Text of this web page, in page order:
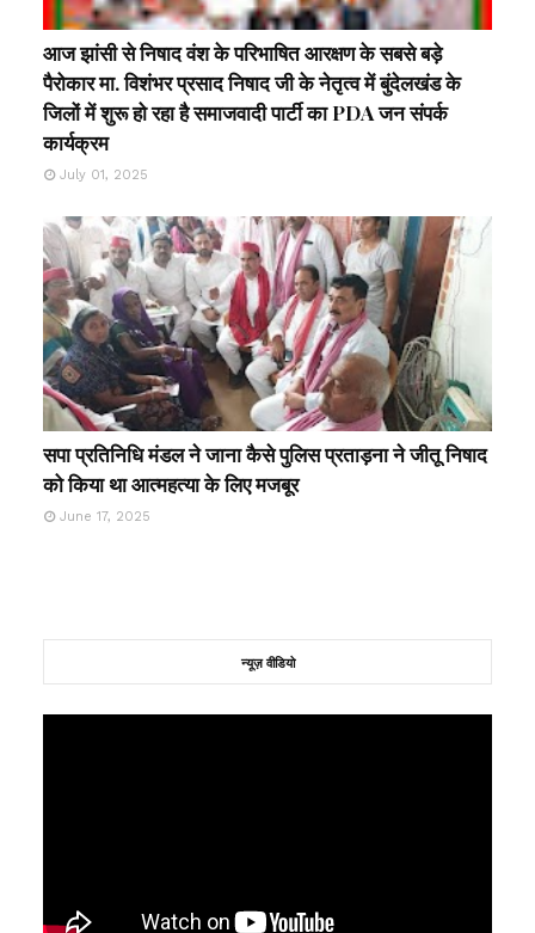
आज झांसी से निषाद वंश के परिभाषित आरक्षण के सबसे बड़े
पैरोकार मा. विशंभर प्रसाद निषाद जी के नेतृत्व में बुंदेलखंड के
जिलों में शुरू हो रहा है समाजवादी पार्टी का PDA जन संपर्क
कार्यक्रम
July 01, 2025
सपा प्रतिनिधि मंडल ने जाना कैसे पुलिस प्रताड़ना ने जीतू निषाद
को किया था आत्महत्या के लिए मजबूर
June 17, 2025
न्यूज़ वीडियो